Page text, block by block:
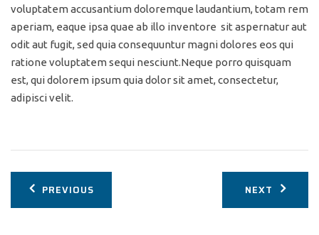
voluptatem accusantium doloremque laudantium, totam rem
aperiam, eaque ipsa quae ab illo inventore sit aspernatur aut
odit aut fugit, sed quia consequuntur magni dolores eos qui
ratione voluptatem sequi nesciunt.Neque porro quisquam
est, qui dolorem ipsum quia dolor sit amet, consectetur,
adipisci velit.
Navegação
de
PREVIOUS NEXT